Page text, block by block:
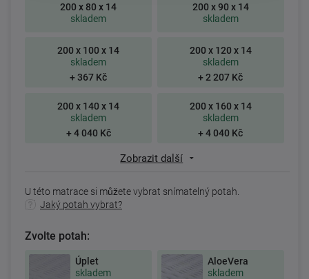
200 x 80 x 14
skladem
200 x 90 x 14
skladem
200 x 100 x 14
skladem
+ 367 Kč
200 x 120 x 14
skladem
+ 2 207 Kč
200 x 140 x 14
skladem
+ 4 040 Kč
200 x 160 x 14
skladem
+ 4 040 Kč
Zobrazit další
U této matrace si můžete vybrat snímatelný potah.
Jaký potah vybrat?
Zvolte potah:
Úplet
skladem
AloeVera
skladem